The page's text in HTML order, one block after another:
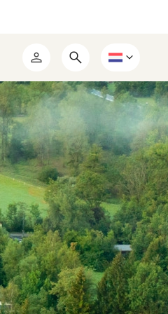
Mijn
RCN
Open
zoekformulier
Kies
een
taal